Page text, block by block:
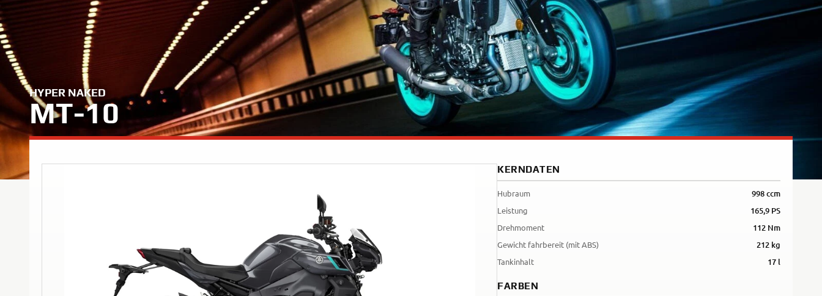
Tenere
700
World
Raid
A1
WR125R
HYPER NAKED
MT-10
KERNDATEN
Hubraum 998 ccm
Leistung 165,9 PS
Drehmoment 112 Nm
Gewicht fahrbereit (mit ABS) 212 kg
Tankinhalt 17 l
FARBEN